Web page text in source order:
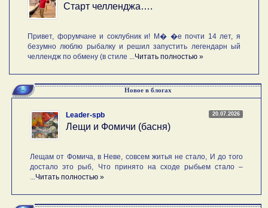
Старт челленджа….
Привет, форумчане и соклубник и! М� �е почти 14 лет, я
безумно люблю рыбалку и решил запустить легендарн ый
челлендж по обмену (в стиле ... Читать полностью »
Новое в блогах
20.07.2026
Leader-spb
Лещи и Фомичи (басня)
Лещам от Фомича, в Неве, совсем житья не стало, И до того
достало это рыб, Что принято на сходе рыбьем стало –
Читать полностью »